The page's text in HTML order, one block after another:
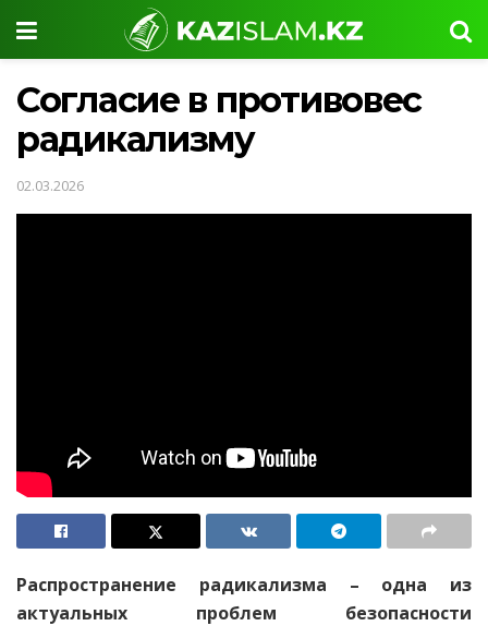
Согласие в противовес
радикализму
02.03.2026
Распространение радикализма – одна из
актуальных проблем безопасности